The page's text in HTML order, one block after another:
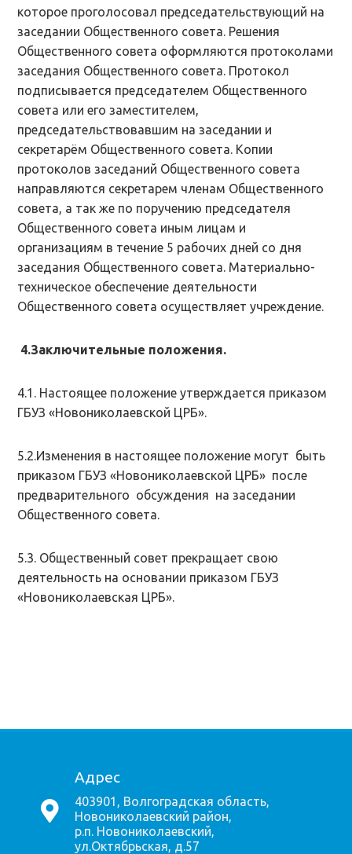
которое проголосовал председательствующий на
заседании Общественного совета. Решения
Общественного совета оформляются протоколами
заседания Общественного совета. Протокол
подписывается председателем Общественного
совета или его заместителем,
председательствовавшим на заседании и
секретарём Общественного совета. Копии
протоколов заседаний Общественного совета
направляются секретарем членам Общественного
совета, а так же по поручению председателя
Общественного совета иным лицам и
организациям в течение 5 рабочих дней со дня
заседания Общественного совета. Материально-
техническое обеспечение деятельности
Общественного совета осуществляет учреждение.
4.Заключительные положения.
4.1. Настоящее положение утверждается приказом
ГБУЗ «Новониколаевской ЦРБ».
5.2.Изменения в настоящее положение могут быть
приказом ГБУЗ «Новониколаевской ЦРБ» после
предварительного обсуждения на заседании
Общественного совета.
5.3. Общественный совет прекращает свою
деятельность на основании приказом ГБУЗ
«Новониколаевская ЦРБ».
Адрес
403901, Волгоградская область,
Новониколаевский район,
р.п. Новониколаевский,
ул.Октябрьская, д.57